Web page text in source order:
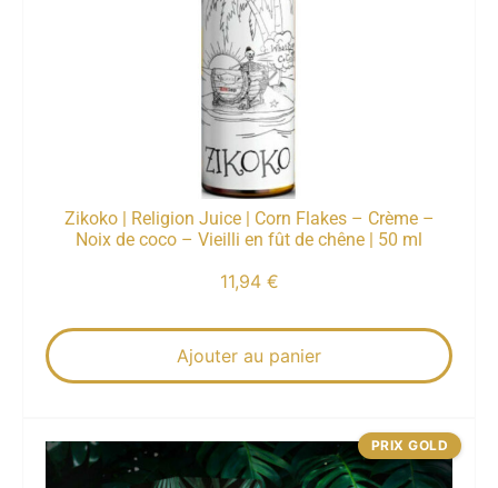
Zikoko | Religion Juice | Corn Flakes – Crème –
Noix de coco – Vieilli en fût de chêne | 50 ml
11,94 €
Ajouter au panier
PRIX GOLD